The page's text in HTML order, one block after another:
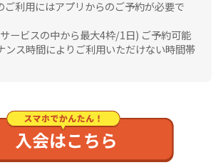
ご利用にはアプリからのご予約が必要で
ービスの中から最大4枠/1日) ご予約可能
ンス時間によりご利用いただけない時間帯